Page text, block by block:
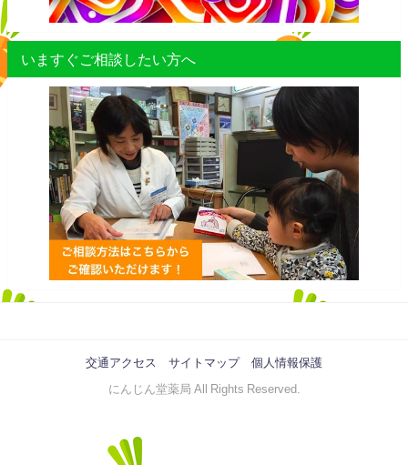
いますぐご相談したい方へ
交通アクセス サイトマップ 個人情報保護
にんじん堂薬局 All Rights Reserved.